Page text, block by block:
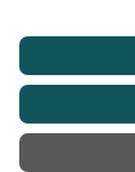
©